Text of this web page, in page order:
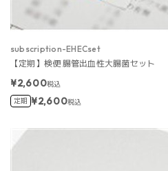
subscription-EHECset
【定期】検便 腸管出血性大腸菌セット
¥2,600税込
定期 ¥2,600税込